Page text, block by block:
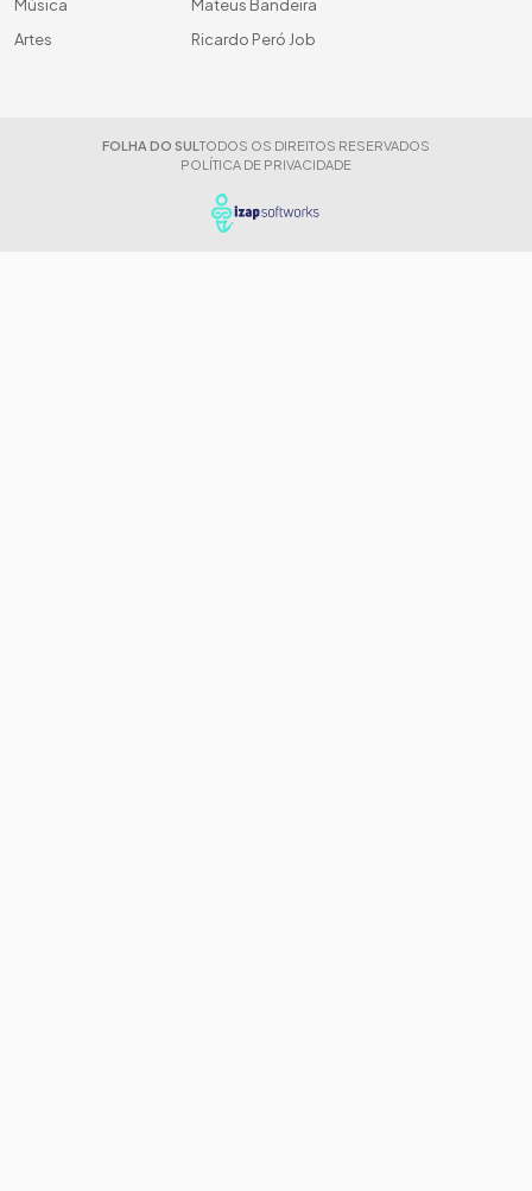
Música
Artes
Mateus Bandeira
Ricardo Peró Job
FOLHA DO SUL TODOS OS DIREITOS RESERVADOS
POLÍTICA DE PRIVACIDADE